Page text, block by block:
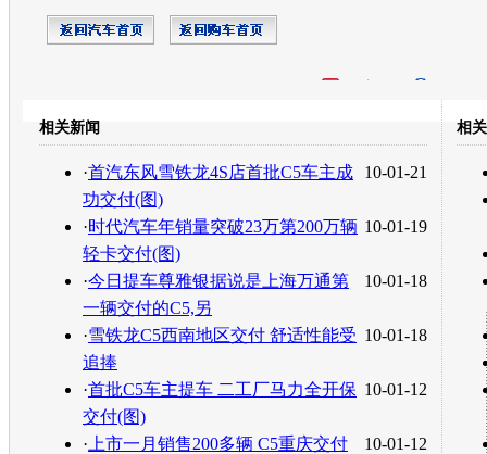
转发至：
相关新闻
10-01-21
·首汽东风雪铁龙4S店首批C5车主成
功交付(图)
10-01-19
·时代汽车年销量突破23万第200万辆
轻卡交付(图)
10-01-18
·今日提车尊雅银据说是上海万通第
一辆交付的C5,另
10-01-18
·雪铁龙C5西南地区交付 舒适性能受
追捧
10-01-12
·首批C5车主提车 二工厂马力全开保
交付(图)
10-01-12
· 上市一月销售200多辆 C5重庆交付
相